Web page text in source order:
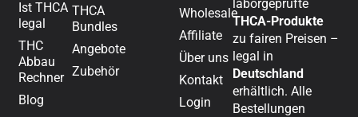
Ist THCA
legal
THC
Abbau
Rechner
Blog
THCA
Bundles
Angebote
Zubehör
Wholesale
Affiliate
Über uns
Kontakt
Login
laborgeprüfte
THCA-Produkte
zu fairen Preisen –
legal in
Deutschland
erhältlich. Alle
Bestellungen